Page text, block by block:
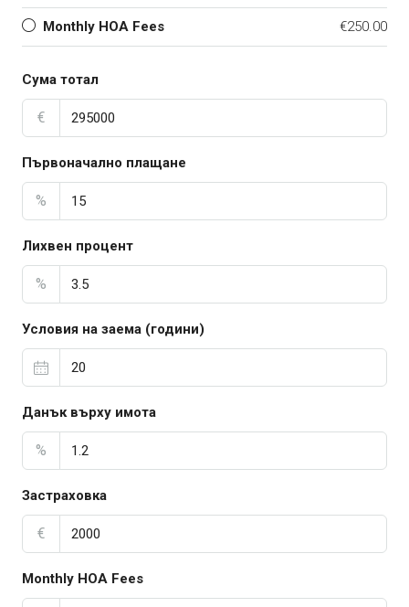
Monthly HOA Fees €250.00
Сума тотал
€
Първоначално плащане
%
Лихвен процент
%
Условия на заема (години)
Данък върху имота
%
Застраховка
€
Monthly HOA Fees